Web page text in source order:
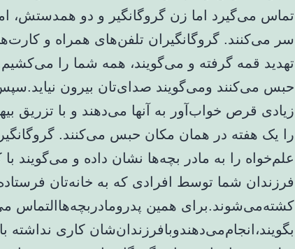
تماس می‌گیرد اما زن گروگانگیر و دو همدستش،
سر می‌کنند. گروگانگیران تلفن‌های همراه و
تهدید قمه گرفته و می‌گویند، همه شما را می‌کشیم.
حبس می‌کنند ومی‌گویند صدای‌تان بیرون نیاید.سپس
زیادی قرص خواب‌آور به آنها می‌دهند و با تزریق
را یک هفته در همان مکان حبس می‌کنند.
علم‌خواه را به مادر بچه‌ها نشان داده و می‌گویند
فرزندان شما توسط افرادی که به خانه‌تان
کشته‌می‌شوند.برای همین پدرومادربچه‌هاالتماس